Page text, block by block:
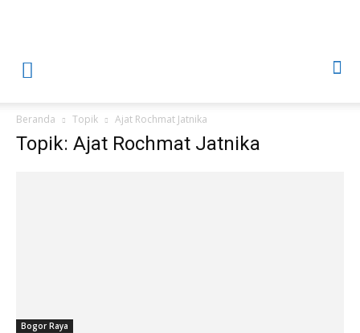
Beranda Topik Ajat Rochmat Jatnika
Topik: Ajat Rochmat Jatnika
Bogor Raya